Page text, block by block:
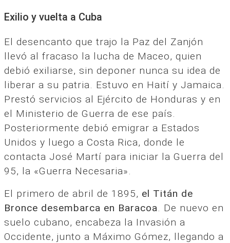
Exilio y vuelta a Cuba
El desencanto que trajo la Paz del Zanjón
llevó al fracaso la lucha de Maceo, quien
debió exiliarse, sin deponer nunca su idea de
liberar a su patria. Estuvo en Haití y Jamaica.
Prestó servicios al Ejército de Honduras y en
el Ministerio de Guerra de ese país.
Posteriormente debió emigrar a Estados
Unidos y luego a Costa Rica, donde le
contacta José Martí para iniciar la Guerra del
95, la «Guerra Necesaria».
El primero de abril de 1895, el Titán de
Bronce desembarca en Baracoa. De nuevo en
suelo cubano, encabeza la Invasión a
Occidente, junto a Máximo Gómez, llegando a